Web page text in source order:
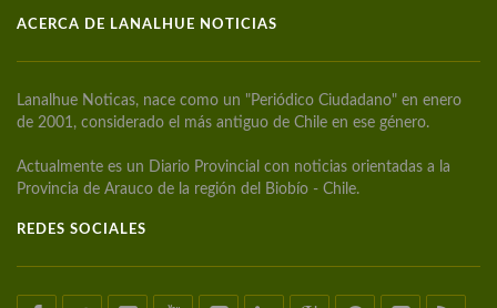
ACERCA DE LANALHUE NOTICIAS
Lanalhue Noticas, nace como un "Periódico Ciudadano" en enero
de 2001, considerado el más antiguo de Chile en ese género.
Actualmente es un Diario Provincial con noticias orientadas a la
Provincia de Arauco de la región del Biobío - Chile.
REDES SOCIALES